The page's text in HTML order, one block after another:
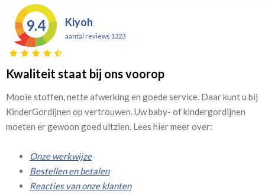
9.4 Kiyoh
aantal reviews 1323
Kwaliteit staat bij ons voorop
Mooie stoffen, nette afwerking en goede service. Daar kunt u bij
KinderGordijnen op vertrouwen. Uw baby- of kindergordijnen
moeten er gewoon goed uitzien. Lees hier meer over:
Onze werkwijze
Bestellen en betalen
Reacties van onze klanten